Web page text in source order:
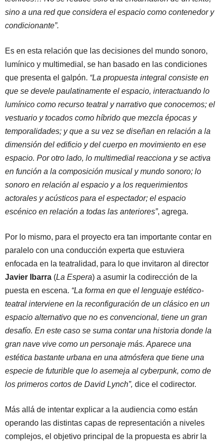
sino a una red que considera el espacio como contenedor y
condicionante”.
Es en esta relación que las decisiones del mundo sonoro,
lumínico y multimedial, se han basado en las condiciones
que presenta el galpón. “La propuesta integral consiste en
que se devele paulatinamente el espacio, interactuando lo
lumínico como recurso teatral y narrativo que conocemos; el
vestuario y tocados como híbrido que mezcla épocas y
temporalidades; y que a su vez se diseñan en relación a la
dimensión del edificio y del cuerpo en movimiento en ese
espacio. Por otro lado, lo multimedial reacciona y se activa
en función a la composición musical y mundo sonoro; lo
sonoro en relación al espacio y a los requerimientos
actorales y acústicos para el espectador; el espacio
escénico en relación a todas las anteriores”, agrega.
Por lo mismo, para el proyecto era tan importante contar en
paralelo con una conducción experta que estuviera
enfocada en la teatralidad, para lo que invitaron al director
Javier Ibarra (La Espera) a asumir la codirección de la
puesta en escena. “La forma en que el lenguaje estético-
teatral interviene en la reconfiguración de un clásico en un
espacio alternativo que no es convencional, tiene un gran
desafío. En este caso se suma contar una historia donde la
gran nave vive como un personaje más. Aparece una
estética bastante urbana en una atmósfera que tiene una
especie de futurible que lo asemeja al cyberpunk, como de
los primeros cortos de David Lynch”, dice el codirector.
Más allá de intentar explicar a la audiencia como están
operando las distintas capas de representación a niveles
complejos, el objetivo principal de la propuesta es abrir la